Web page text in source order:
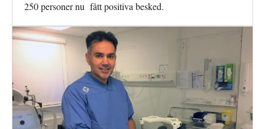
250 personer nu fått positiva besked.